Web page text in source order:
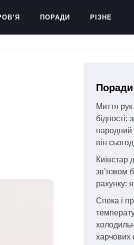
ПОРАДИ РІЗНЕ
Поради
Миття рук
бідності:
народний
він
Київстар
зв’язком
рахунку:
Спека і
харчових